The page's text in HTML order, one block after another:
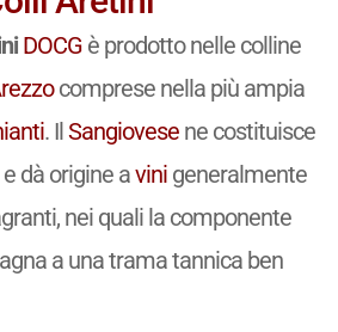
DOCGè prodotto nelle colline
comprese nella più ampia
. IlSangiovesene costituisce
dà origine avinigeneralmente
nei quali la componente
a una trama tannica ben